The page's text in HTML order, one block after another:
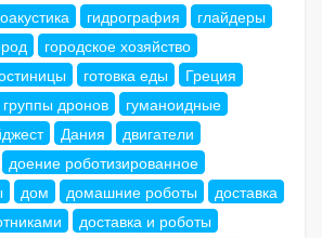
гидрография
глайдеры
городское хозяйство
готовка еды
Греция
группы дронов
гуманоидные
Дания
двигатели
доение роботизированное
дом домашние роботы
доставка
доставка и роботы